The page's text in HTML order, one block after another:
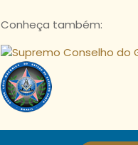
Conheça também: